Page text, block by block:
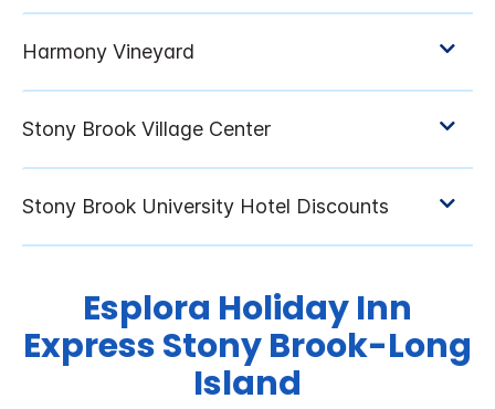
Esplora Holiday Inn
ExpressStony Brook-Long
Island